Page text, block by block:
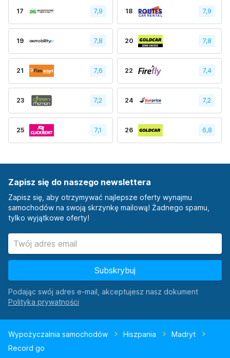
17 7,9 18 7,9
19 7,8 20 7,8
21 7,6 22 7,4
23 7,2 24 7,2
25 7,1 26 6,8
Zapisz się do naszego newslettera
Zapisz się, aby otrzymywać najlepsze oferty wynajmu
samochodów na swoją skrzynkę mailową! Żadnego spamu,
tylko wyjątkowe oferty!
Subskrybuj
Podając swój adres e-mail, akceptujesz nasz dokument
Wypożyczalnia samochodów Hiszpania
Madryt
Record go